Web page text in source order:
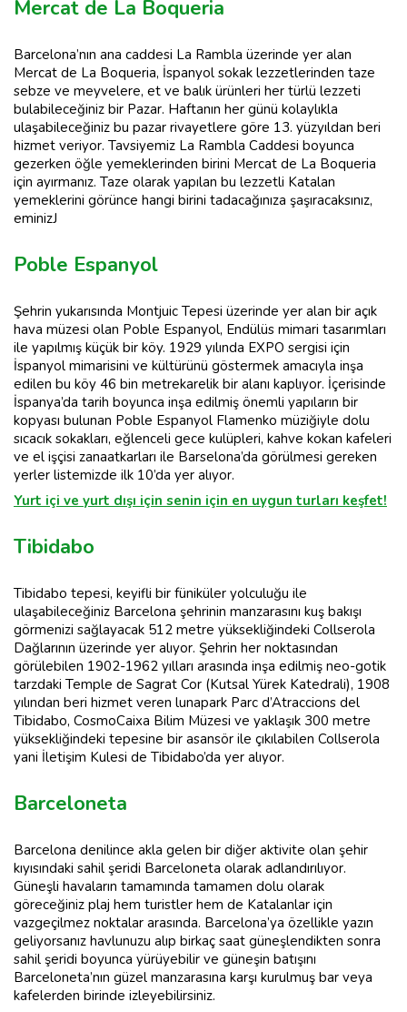
Mercat de La Boqueria
Barcelona’nın ana caddesi La Rambla üzerinde yer alan
Mercat de La Boqueria, İspanyol sokak lezzetlerinden taze
sebze ve meyvelere, et ve balık ürünleri her türlü lezzeti
bulabileceğiniz bir Pazar. Haftanın her günü kolaylıkla
ulaşabileceğiniz bu pazar rivayetlere göre 13. yüzyıldan beri
hizmet veriyor. Tavsiyemiz La Rambla Caddesi boyunca
gezerken öğle yemeklerinden birini Mercat de La Boqueria
için ayırmanız. Taze olarak yapılan bu lezzetli Katalan
yemeklerini görünce hangi birini tadacağınıza şaşıracaksınız,
eminizJ
Poble Espanyol
Şehrin yukarısında Montjuic Tepesi üzerinde yer alan bir açık
hava müzesi olan Poble Espanyol, Endülüs mimari tasarımları
ile yapılmış küçük bir köy. 1929 yılında EXPO sergisi için
İspanyol mimarisini ve kültürünü göstermek amacıyla inşa
edilen bu köy 46 bin metrekarelik bir alanı kaplıyor. İçerisinde
İspanya’da tarih boyunca inşa edilmiş önemli yapıların bir
kopyası bulunan Poble Espanyol Flamenko müziğiyle dolu
sıcacık sokakları, eğlenceli gece kulüpleri, kahve kokan kafeleri
ve el işçisi zanaatkarları ile Barselona’da görülmesi gereken
yerler listemizde ilk 10’da yer alıyor.
Yurt içi ve yurt dışı için senin için en uygun turları keşfet!
Tibidabo
Tibidabo tepesi, keyifli bir füniküler yolculuğu ile
ulaşabileceğiniz Barcelona şehrinin manzarasını kuş bakışı
görmenizi sağlayacak 512 metre yüksekliğindeki Collserola
Dağlarının üzerinde yer alıyor. Şehrin her noktasından
görülebilen 1902-1962 yılları arasında inşa edilmiş neo-gotik
tarzdaki Temple de Sagrat Cor (Kutsal Yürek Katedrali), 1908
yılından beri hizmet veren lunapark Parc d’Atraccions del
Tibidabo, CosmoCaixa Bilim Müzesi ve yaklaşık 300 metre
yüksekliğindeki tepesine bir asansör ile çıkılabilen Collserola
yani İletişim Kulesi de Tibidabo’da yer alıyor.
Barceloneta
Barcelona denilince akla gelen bir diğer aktivite olan şehir
kıyısındaki sahil şeridi Barceloneta olarak adlandırılıyor.
Güneşli havaların tamamında tamamen dolu olarak
göreceğiniz plaj hem turistler hem de Katalanlar için
vazgeçilmez noktalar arasında. Barcelona’ya özellikle yazın
geliyorsanız havlunuzu alıp birkaç saat güneşlendikten sonra
sahil şeridi boyunca yürüyebilir ve güneşin batışını
Barceloneta’nın güzel manzarasına karşı kurulmuş bar veya
kafelerden birinde izleyebilirsiniz.